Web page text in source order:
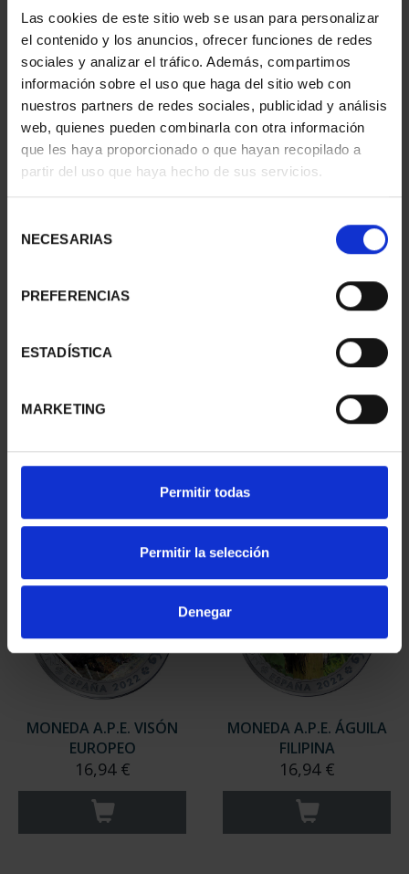
Las cookies de este sitio web se usan para personalizar
el contenido y los anuncios, ofrecer funciones de redes
sociales y analizar el tráfico. Además, compartimos
información sobre el uso que haga del sitio web con
nuestros partners de redes sociales, publicidad y análisis
web, quienes pueden combinarla con otra información
que les haya proporcionado o que hayan recopilado a
partir del uso que haya hecho de sus servicios.
NECESARIAS
PREFERENCIAS
ESTADÍSTICA
MARKETING
Permitir todas
Permitir la selección
Denegar
ONZA DE ORO "TORO"
2022
4.092,06 €
CARTERITA MONEDA 40
EUR 2022
VCºVTA.MNDO
64,00 €
AZUL
MONEDA A.P.E.
RINOCERONTE DE JAVA
MONEDA A.P.E. VISÓN
EUROPEO
16,94 €
MONEDA A.P.E. ÁGUILA
FILIPINA
16,94 €